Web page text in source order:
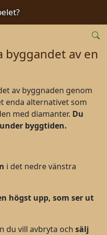
byggandet av en
av byggnaden genom
enda alternativet som
med diamanter. Du
byggtiden.
i det nedre vänstra
högst upp, som ser ut
du vill avbryta och sälj